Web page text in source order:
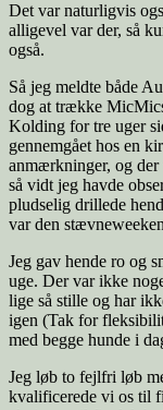
Det var naturligvis
alligevel var der, så
også.
Så jeg meldte både
dog at trække
Kolding for tre uger
gennemgået hos en
anmærkninger, og
så vidt jeg havde
pludselig drillede
var den
Jeg gav hende ro og
uge. Der var ikke
lige så stille og har
igen (Tak for
med begge hunde i
Jeg løb to fejlfri løb
kvalificerede vi os til